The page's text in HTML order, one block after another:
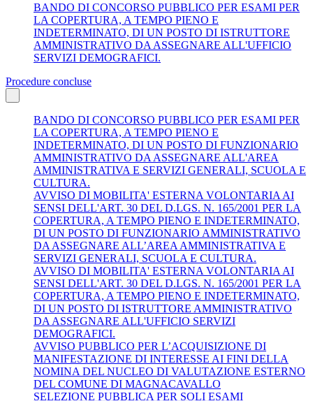
BANDO DI CONCORSO PUBBLICO PER ESAMI PER
LA COPERTURA, A TEMPO PIENO E
INDETERMINATO, DI UN POSTO DI ISTRUTTORE
AMMINISTRATIVO DA ASSEGNARE ALL'UFFICIO
SERVIZI DEMOGRAFICI.
Procedure concluse
BANDO DI CONCORSO PUBBLICO PER ESAMI PER
LA COPERTURA, A TEMPO PIENO E
INDETERMINATO, DI UN POSTO DI FUNZIONARIO
AMMINISTRATIVO DA ASSEGNARE ALL'AREA
AMMINISTRATIVA E SERVIZI GENERALI, SCUOLA E
CULTURA.
AVVISO DI MOBILITA' ESTERNA VOLONTARIA AI
SENSI DELL'ART. 30 DEL D.LGS. N. 165/2001 PER LA
COPERTURA, A TEMPO PIENO E INDETERMINATO,
DI UN POSTO DI FUNZIONARIO AMMINISTRATIVO
DA ASSEGNARE ALL’AREA AMMINISTRATIVA E
SERVIZI GENERALI, SCUOLA E CULTURA.
AVVISO DI MOBILITA' ESTERNA VOLONTARIA AI
SENSI DELL'ART. 30 DEL D.LGS. N. 165/2001 PER LA
COPERTURA, A TEMPO PIENO E INDETERMINATO,
DI UN POSTO DI ISTRUTTORE AMMINISTRATIVO
DA ASSEGNARE ALL'UFFICIO SERVIZI
DEMOGRAFICI.
AVVISO PUBBLICO PER L’ACQUISIZIONE DI
MANIFESTAZIONE DI INTERESSE AI FINI DELLA
NOMINA DEL NUCLEO DI VALUTAZIONE ESTERNO
DEL COMUNE DI MAGNACAVALLO
SELEZIONE PUBBLICA PER SOLI ESAMI